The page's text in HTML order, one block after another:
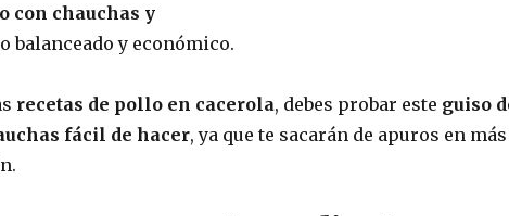
con chauchas y
balanceado y económico.
recetas de pollo en cacerola, debes probar este guiso
fácil de hacer, ya que te sacarán de apuros en más